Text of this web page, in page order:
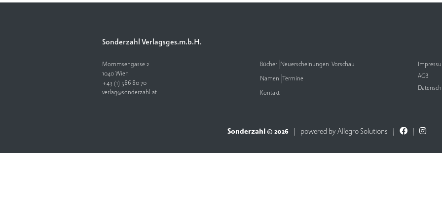
Sonderzahl Verlagsges.m.b.H.
Mommsengasse 2
1040 Wien
+43 (1) 586 80 70
verlag@sonderzahl.at
Bücher Neuerscheinungen Vorschau
Namen Termine
Kontakt
AGB
Sonderzahl © 2026 powered byAllegro Solutions